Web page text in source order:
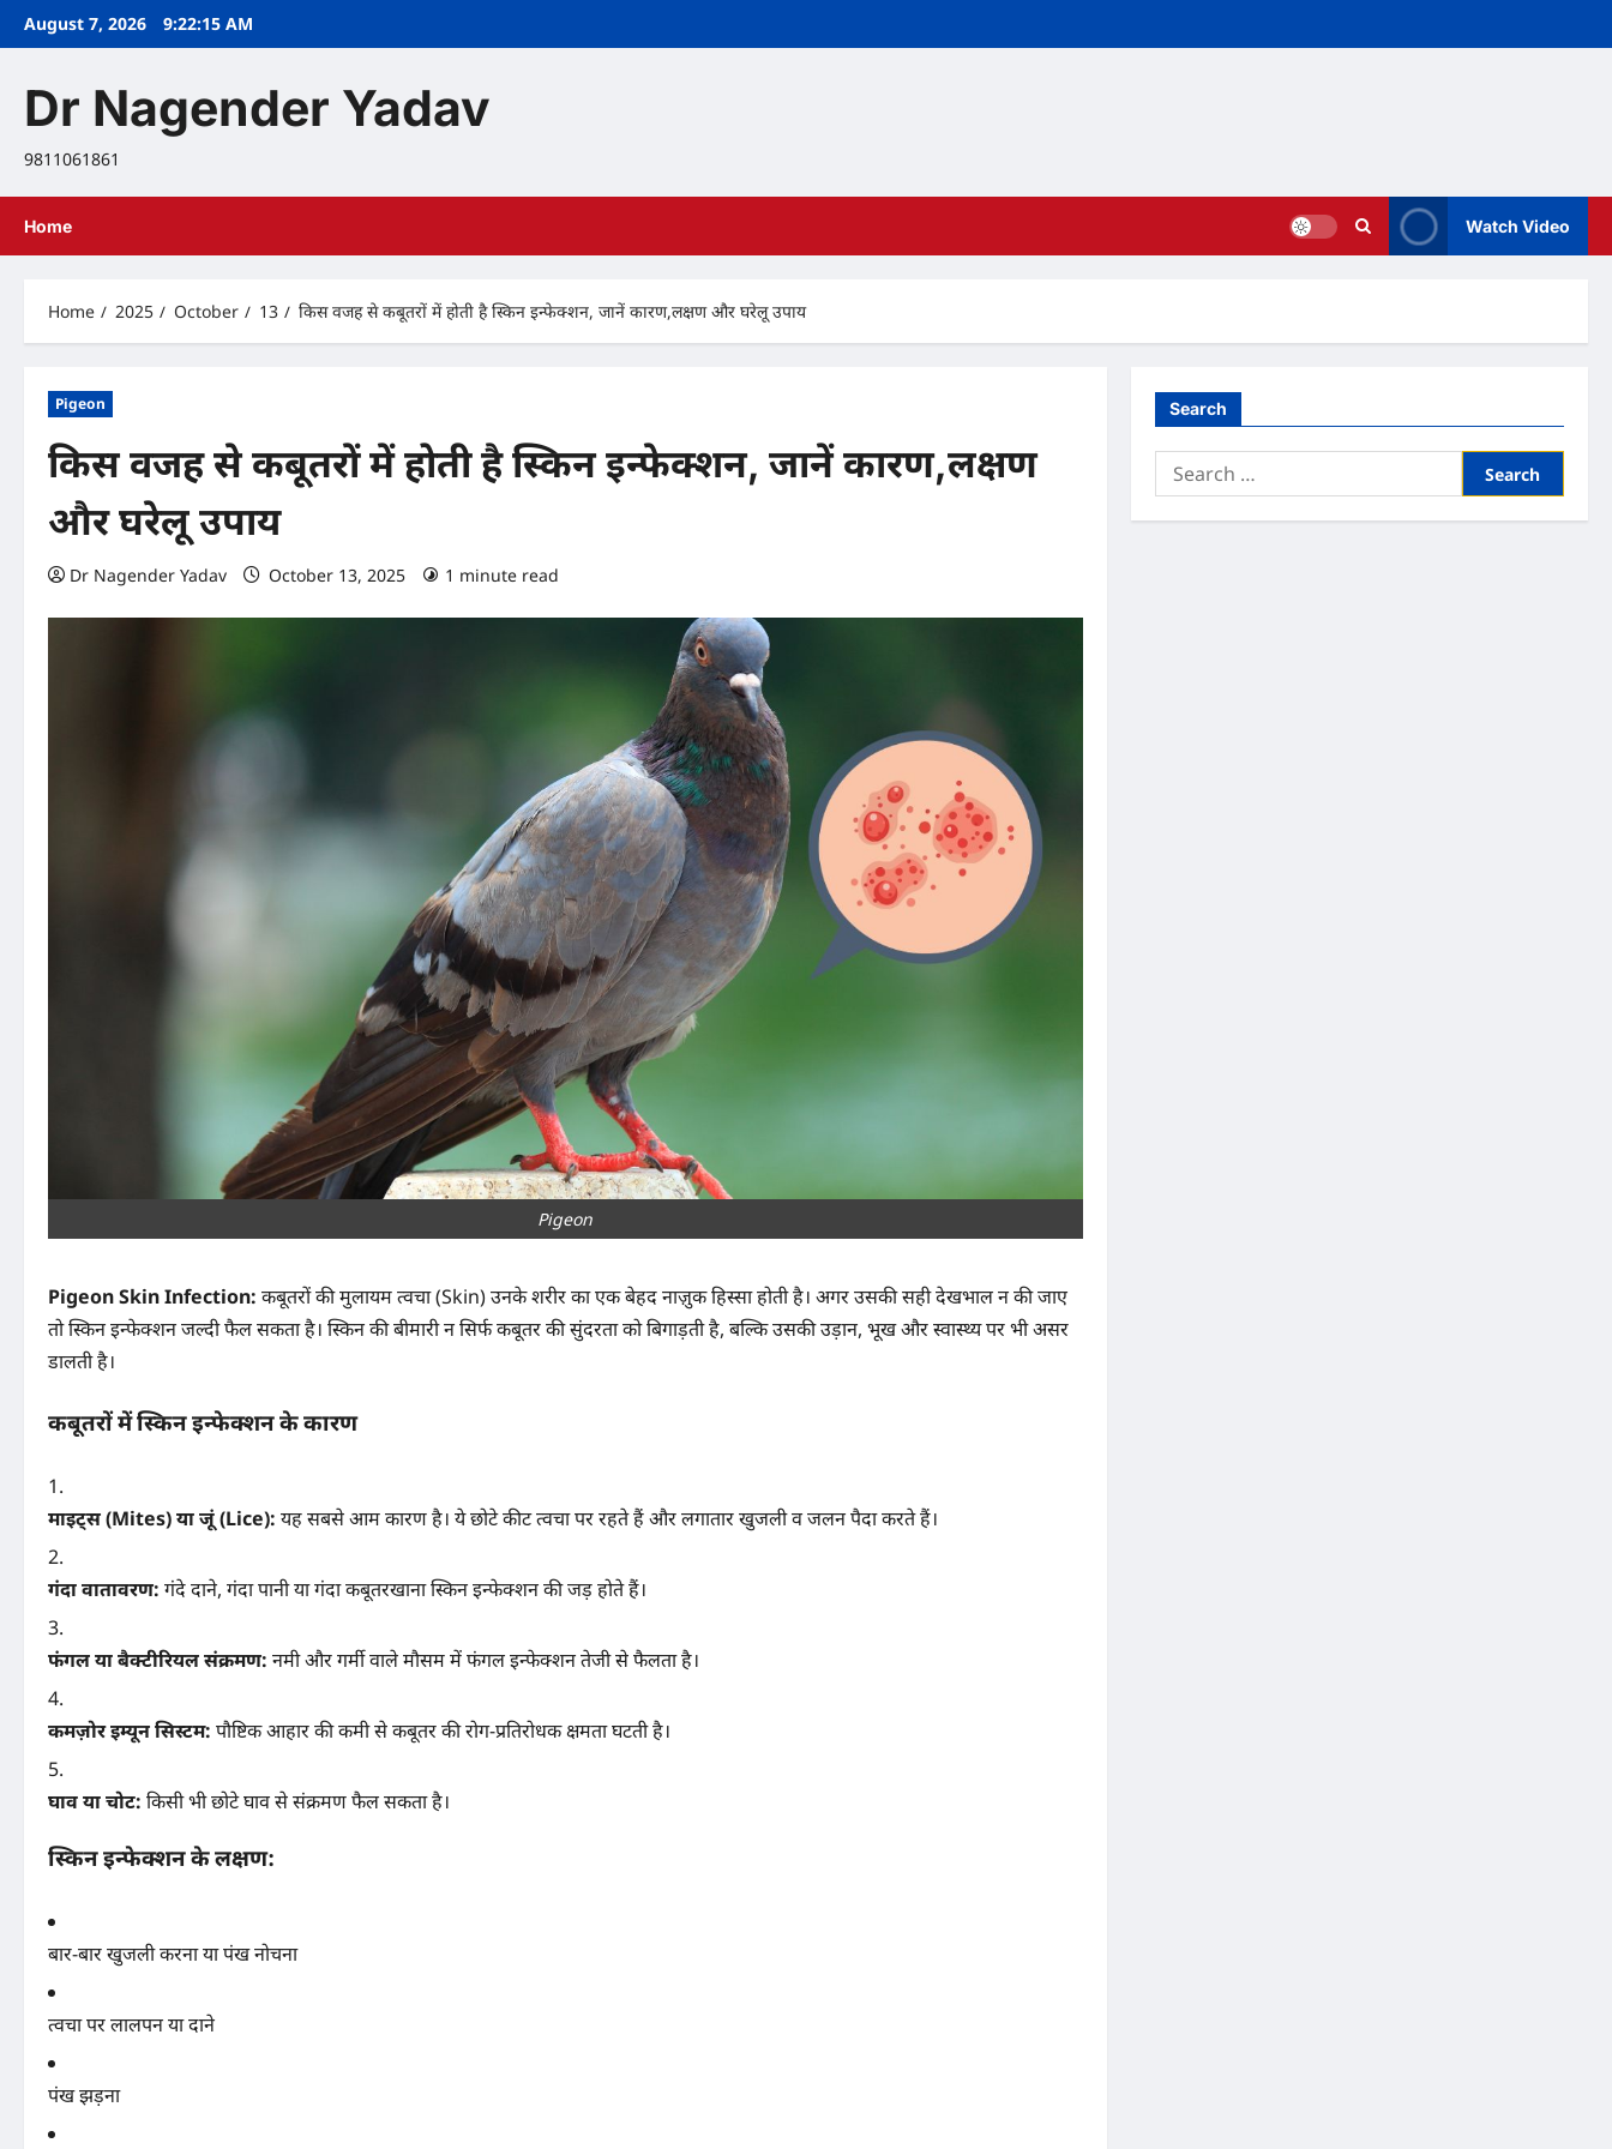
SkipAugust 7, 2026 9:22:16 AM
Dr Nagender Yadav
9811061861
Home Watch Video
Home 2025 October 13 किस वजह से कबूतरों में होती है स्किन इन्फेक्शन, जानें कारण,लक्षण और घरेलू उपाय
Pigeon
किस वजह से कबूतरों में होती है स्किन इन्फेक्शन, जानें कारण,लक्षण
और घरेलू उपाय
Dr Nagender Yadav October 13, 2025 1 minute read
Pigeon
Pigeon Skin Infection: कबूतरों की मुलायम त्वचा (Skin) उनके शरीर का एक बेहद नाज़ुक हिस्सा होती है। अगर उसकी सही देखभाल न की जाए
तो स्किन इन्फेक्शन जल्दी फैल सकता है। स्किन की बीमारी न सिर्फ कबूतर की सुंदरता को बिगाड़ती है, बल्कि उसकी उड़ान, भूख और स्वास्थ्य पर भी असर
डालती है।
कबूतरों में स्किन इन्फेक्शन के कारण
माइट्स (Mites) या जूं (Lice): यह सबसे आम कारण है। ये छोटे कीट त्वचा पर रहते हैं और लगातार खुजली व जलन पैदा करते हैं।
गंदा वातावरण: गंदे दाने, गंदा पानी या गंदा कबूतरखाना स्किन इन्फेक्शन की जड़ होते हैं।
फंगल या बैक्टीरियल संक्रमण: नमी और गर्मी वाले मौसम में फंगल इन्फेक्शन तेजी से फैलता है।
कमज़ोर इम्यून सिस्टम: पौष्टिक आहार की कमी से कबूतर की रोग-प्रतिरोधक क्षमता घटती है।
घाव या चोट: किसी भी छोटे घाव से संक्रमण फैल सकता है।
स्किन इन्फेक्शन के लक्षण:
बार-बार खुजली करना या पंख नोचना
त्वचा पर लालपन या दाने
पंख झड़ना
Search
Search
for: